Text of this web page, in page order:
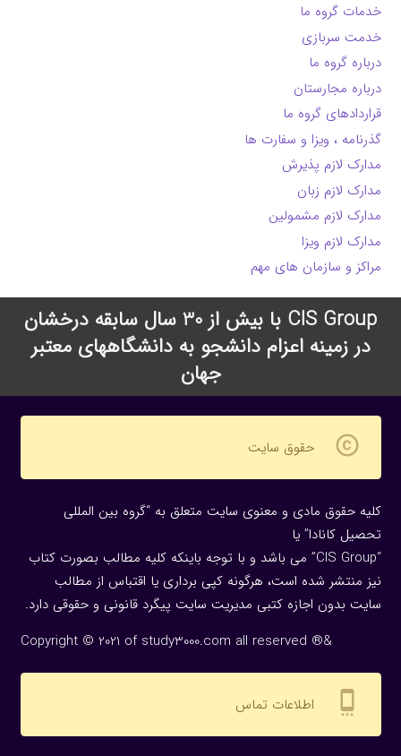
خدمات گروه ما
خدمت سربازی
درباره گروه ما
درباره مجارستان
قراردادهای گروه ما
گذرنامه ، ویزا و سفارت ها
مدارک لازم پذیرش
مدارک لازم زبان
مدارک لازم مشمولین
مدارک لازم ویزا
مراکز و سازمان های مهم
CIS Group با بیش از 30 سال سابقه درخشان
در زمینه اعزام دانشجو به دانشگاههای معتبر
جهان
copyright حقوق سایت
کلیه حقوق مادی و معنوی سایت متعلق به “گروه بین المللی
تحصیل کانادا” یا
“CIS Group” می باشد و با توجه باینکه کلیه مطالب بصورت کتاب
نیز منتشر شده است، هرگونه كپی برداری یا اقتباس از مطالب
سایت بدون اجازه كتبی مدیریت سایت پیگرد قانونی و حقوقی دارد.
Copyright © 2021 of study3000.com all reserved ®&
settings_cell اطلاعات تماس